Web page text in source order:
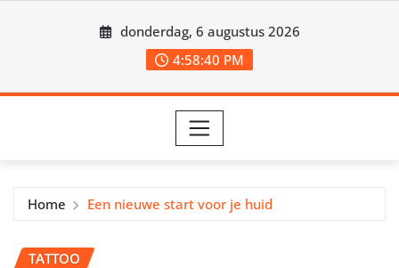
donderdag, 6 augustus 2026
4:58:42 PM
Home Een nieuwe start voor je huid
TATTOO